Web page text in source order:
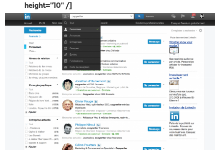
height="10" /]